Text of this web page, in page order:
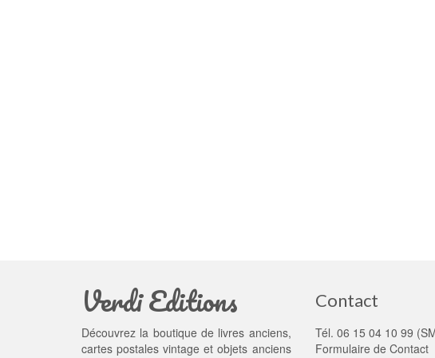
Verdi Editions
Découvrez la boutique de livres anciens,
cartes postales vintage et objets anciens
Contact
Tél. 06 15 04 10 99
Formulaire de Contact